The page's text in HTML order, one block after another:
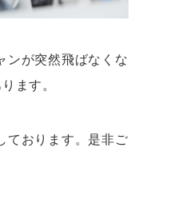
ンが突然飛ばなくな
ます。
ております。是非ご